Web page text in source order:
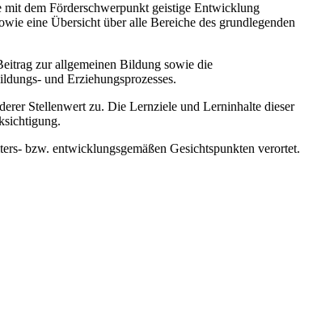
dem Förderschwerpunkt geistige Entwicklung
eine Übersicht über alle Bereiche des grundlegenden
zur allgemeinen Bildung sowie die
und Erziehungsprozesses.
Stellenwert zu. Die Lernziele und Lerninhalte dieser
bzw. entwicklungsgemäßen Gesichtspunkten verortet.